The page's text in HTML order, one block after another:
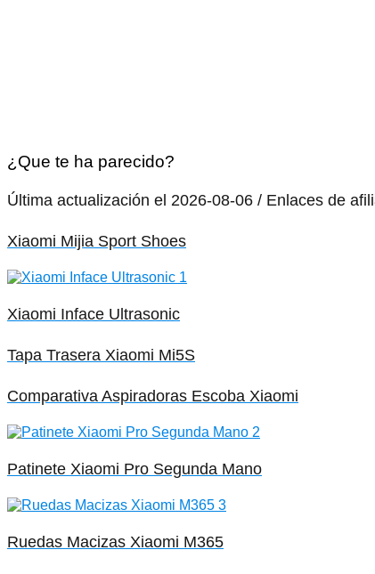
¿Que te ha parecido?
Última actualización el 2026-08-06 / Enlaces de
Xiaomi Mijia Sport Shoes
Xiaomi Inface Ultrasonic
Tapa Trasera Xiaomi Mi5S
Comparativa Aspiradoras Escoba Xiaomi
Patinete Xiaomi Pro Segunda Mano
Ruedas Macizas Xiaomi M365